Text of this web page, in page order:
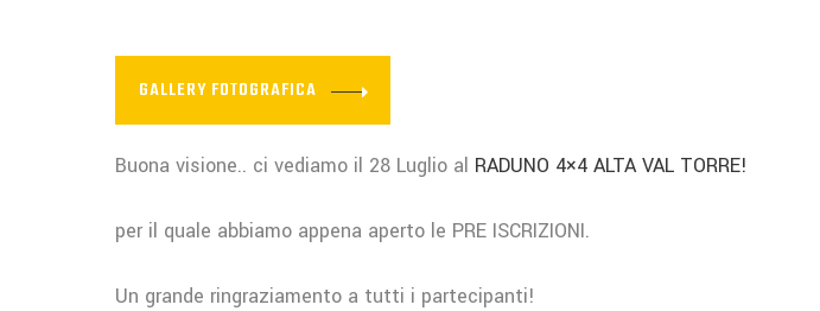
GALLERY FOTOGRAFICA
Buona visione.. ci vediamo il 28 Luglio al RADUNO 4×4 ALTA VAL TORRE!
per il quale abbiamo appena aperto le PRE ISCRIZIONI.
Un grande ringraziamento a tutti i partecipanti!